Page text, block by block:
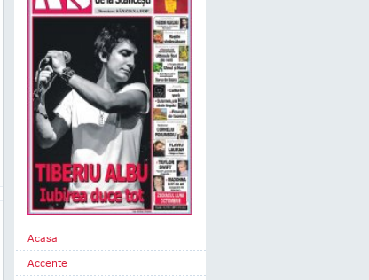
Acasa
Accente